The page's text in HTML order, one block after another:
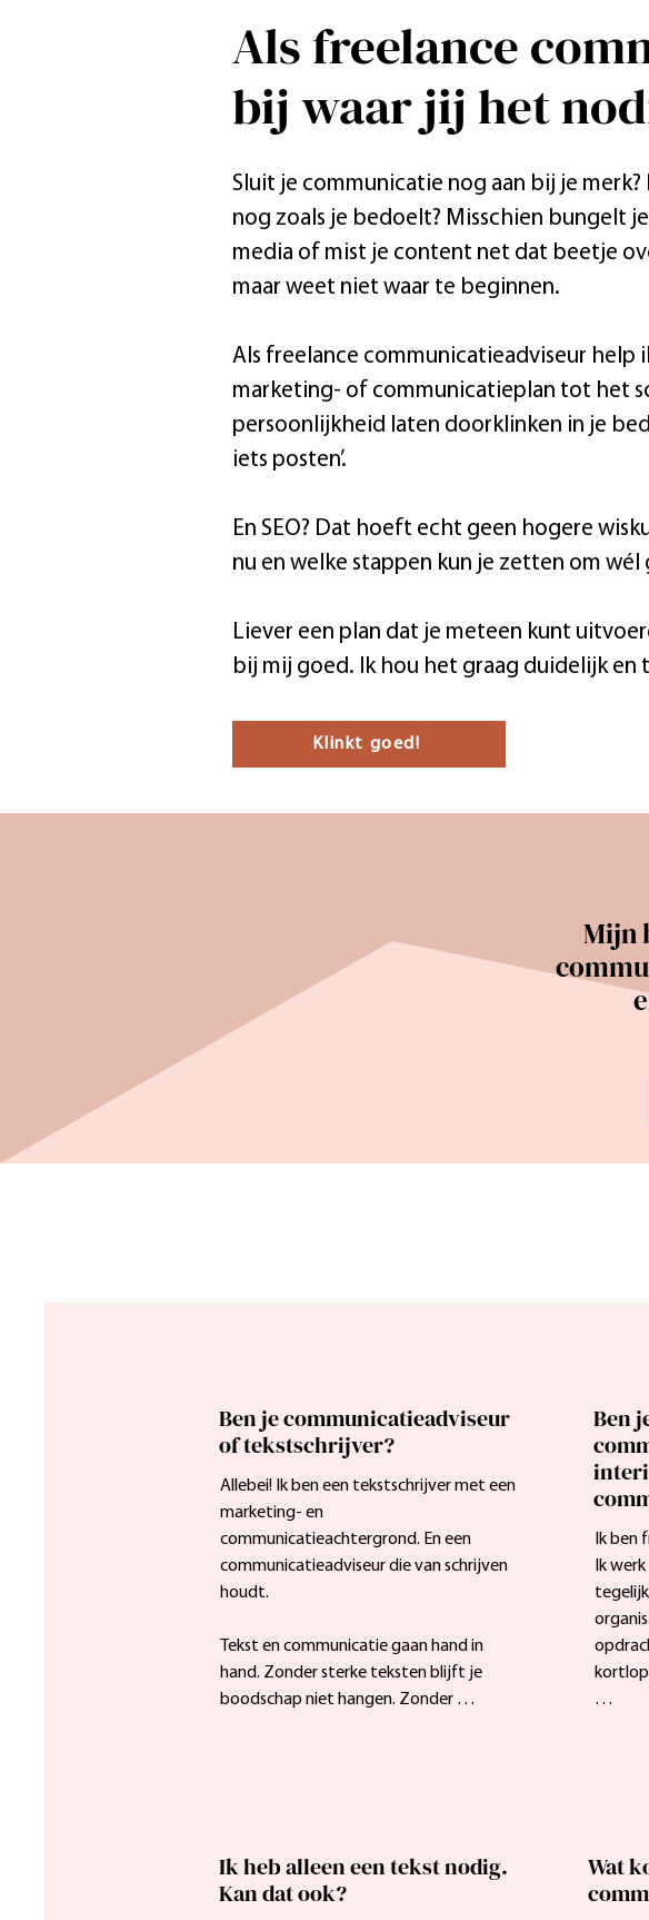
Als freelance
bij waar jij het
Sluit je communicatie nog aan bij je
nog zoals je bedoelt? Misschien bungelt
media of mist je content net dat beetje
maar weet niet waar te beginnen.
Als freelance communicatieadviseur help
marketing- of communicatieplan tot het
persoonlijkheid laten doorklinken in je
iets posten’.
En SEO? Dat hoeft echt geen hogere
nu en welke stappen kun je zetten om
Liever een plan dat je meteen kunt
bij mij goed. Ik hou het graag duidelijk en
Klinkt goed!
Mijn
Ben je communicatieadviseur
of tekstschrijver?
Allebei! Ik ben een tekstschrijver met een
marketing- en
communicatieachtergrond. En een
communicatieadviseur die van schrijven
houdt.
Tekst en communicatie gaan hand in
hand. Zonder sterke teksten blijft je
boodschap niet hangen. Zonder
communicatie? Of een
communicatieadviseur die lekker
Ben
Ik ben
Ik
Ik heb alleen een tekst nodig.
Kan dat ook?
Wat